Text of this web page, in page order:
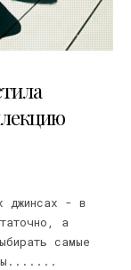
джинсах - в
а
самые